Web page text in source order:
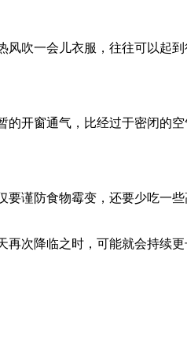
吹一会儿衣服，往往可以起
开窗通气，比经过于密闭的空
谨防食物霉变，还要少吃一
次降临之时，可能就会持续